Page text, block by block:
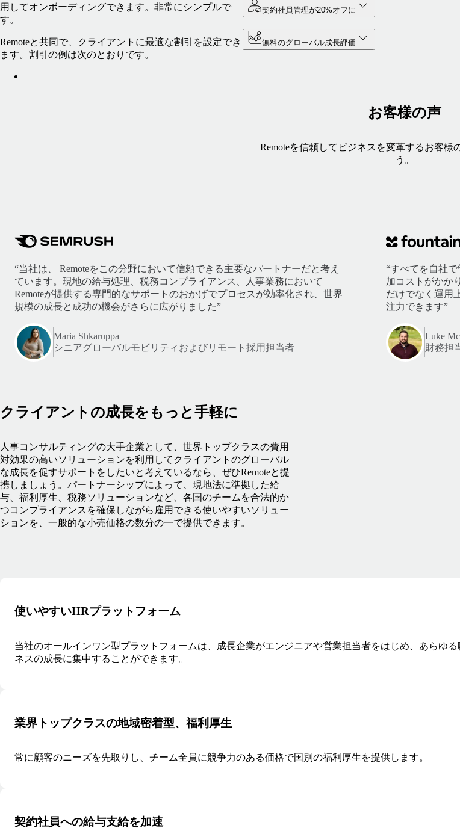
用してオンボーディングできます。非常にシンプルで
す。
Remoteと共同で、クライアントに最適な割引を設定でき
ます。割引の例は次のとおりです。
契約社員管理が20%オフに
無料のグローバル成長評価
お客様の声
Remoteを信頼してビジネスを変革するお客様
う。
“当社は、 Remoteをこの分野において信頼できる主要なパートナーだと考え
ています。現地の給与処理、税務コンプライアンス、人事業務において
Remoteが提供する専門的なサポートのおかげでプロセスが効率化され、世界
規模の成長と成功の機会がさらに広がりました”
Maria Shkaruppa
シニアグローバルモビリティおよびリモート採用担当者
“すべてを自社
加コストがかか
だけでなく運用
注力できます”
Luke
財務担
クライアントの成長をもっと手軽に
人事コンサルティングの大手企業として、世界トップクラスの費用
対効果の高いソリューションを利用してクライアントのグローバル
な成長を促すサポートをしたいと考えているなら、ぜひRemoteと提
携しましょう。パートナーシップによって、現地法に準拠した給
与、福利厚生、税務ソリューションなど、各国のチームを合法的か
つコンプライアンスを確保しながら雇用できる使いやすいソリュー
ションを、一般的な小売価格の数分の一で提供できます。
使いやすいHRプラットフォーム
当社のオールインワン型プラットフォームは、成長企業がエンジニアや営業担当者をはじめ、あらゆ
ネスの成長に集中することができます。
業界トップクラスの地域密着型、福利厚生
常に顧客のニーズを先取りし、チーム全員に競争力のある価格で国別の福利厚生を提供します。
契約社員への給与支給を加速